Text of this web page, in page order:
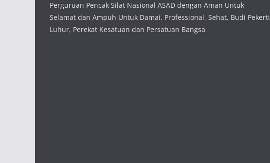
Perguruan Pencak Silat Nasional ASAD dengan Aman Untuk
Selamat dan Ampuh Untuk Damai. Professional, Sehat, Budi Pekerti
Luhur, Perekat Kesatuan dan Persatuan Bangsa